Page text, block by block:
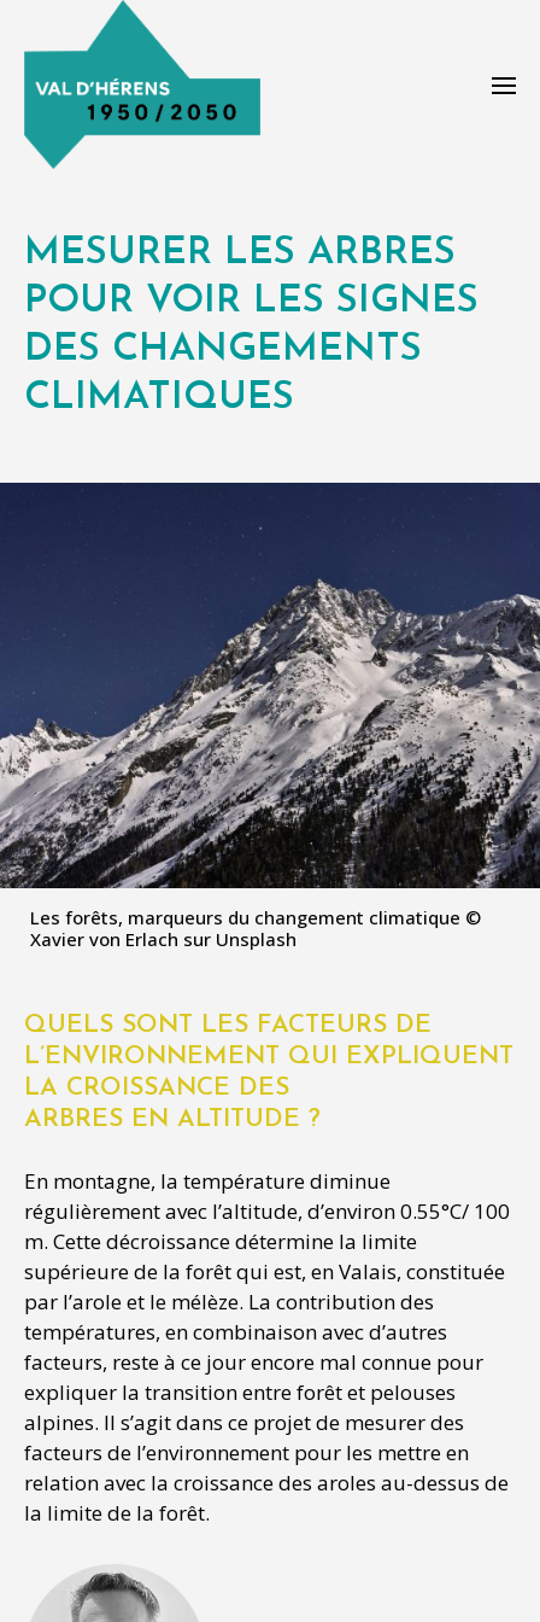
MESURER LES ARBRES
POUR VOIR LES SIGNES
DES CHANGEMENTS
CLIMATIQUES
Les forêts, marqueurs du changement climatique ©
Xavier von Erlach sur Unsplash
QUELS SONT LES FACTEURS DE
L’ENVIRONNEMENT QUI EXPLIQUENT
LA CROISSANCE DES
ARBRES EN ALTITUDE ?
En montagne, la température diminue
régulièrement avec l’altitude, d’environ 0.55°C/ 100
m. Cette décroissance détermine la limite
supérieure de la forêt qui est, en Valais, constituée
par l’arole et le mélèze. La contribution des
températures, en combinaison avec d’autres
facteurs, reste à ce jour encore mal connue pour
expliquer la transition entre forêt et pelouses
alpines. Il s’agit dans ce projet de mesurer des
facteurs de l’environnement pour les mettre en
relation avec la croissance des aroles au-dessus de
la limite de la forêt.